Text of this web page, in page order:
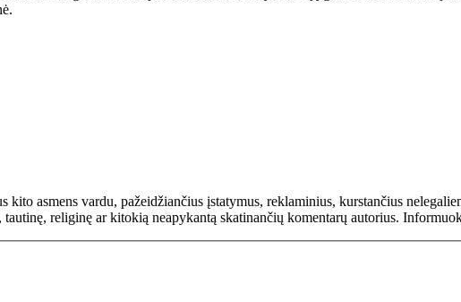
kito asmens vardu, pažeidžiančius įstatymus, reklaminius, kurstančius
religinę ar kitokią neapykantą skatinančių komentarų autorius.